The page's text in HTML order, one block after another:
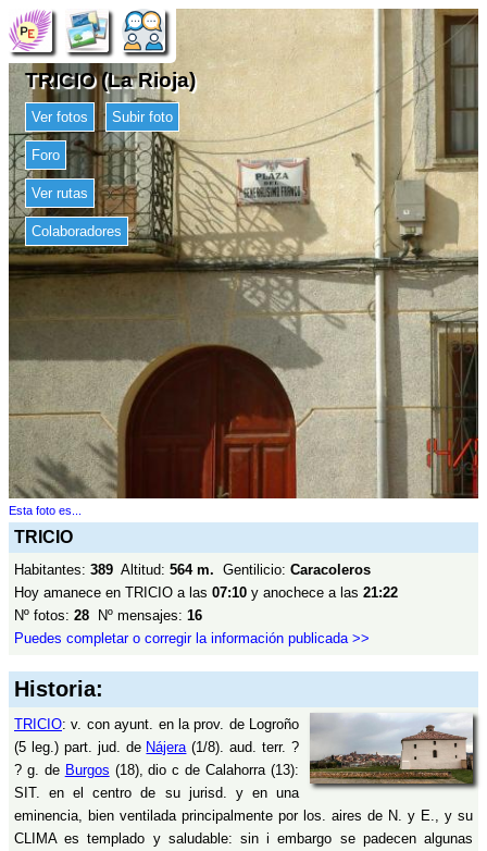
TRICIO (La Rioja)
Ver fotos Subir foto
Foro
Ver rutas
Colaboradores
Esta foto es...
TRICIO
Habitantes: 389 Altitud: 564 m. Gentilicio: Caracoleros
Hoy amanece en TRICIO a las 07:10 y anochece a las 21:22
Nº fotos: 28 Nº mensajes: 16
Puedes completar o corregir la información publicada >>
Historia:
TRICIO: v. con ayunt. en la prov. de Logroño
(5 leg.) part. jud. de Nájera(1/8). aud. terr. ?
? g. de Burgos (18), dio c de Calahorra (13):
SIT. en el centro de su jurisd. y en una
eminencia, bien ventilada principalmente por los. aires de N. y E., y su
CLIMA es templado y saludable: sin i embargo se padecen algunas